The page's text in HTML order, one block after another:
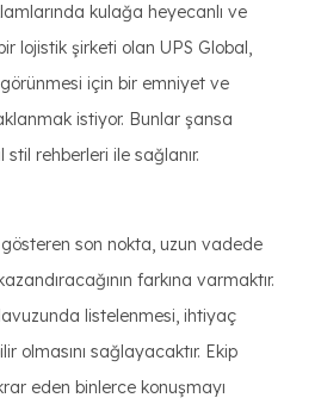
kulağa heyecanlı ve
lojistik şirketi olan UPS Global,
için bir emniyet ve
istiyor. Bunlar şansa
stil rehberleri ile sağlanır.
son nokta, uzun vadede
farkına varmaktır.
listelenmesi, ihtiyaç
olmasını sağlayacaktır. Ekip
eden binlerce konuşmayı